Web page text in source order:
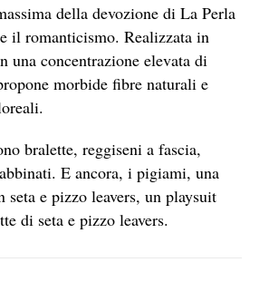
della devozione di La Perla
il romanticismo. Realizzata in
una concentrazione elevata di
morbide fibre naturali e
bralette, reggiseni a fascia,
E ancora, i pigiami, una
seta e pizzo leavers, un playsuit
di seta e pizzo leavers.